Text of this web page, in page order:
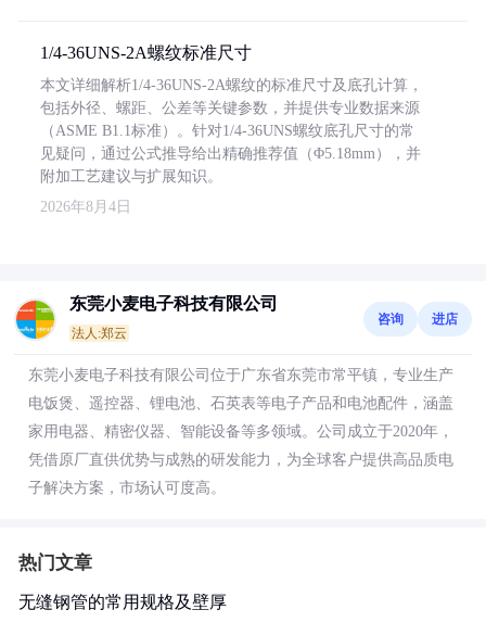
1/4-36UNS-2A螺纹标准尺寸
本文详细解析1/4-36UNS-2A螺纹的标准尺寸及底孔计算，
包括外径、螺距、公差等关键参数，并提供专业数据来源
（ASME B1.1标准）。针对1/4-36UNS螺纹底孔尺寸的常
见疑问，通过公式推导给出精确推荐值（Φ5.18mm），并
附加工艺建议与扩展知识。
2026年8月4日
东莞小麦电子科技有限公司
法人:郑云
咨询 进店
东莞小麦电子科技有限公司位于广东省东莞市常平镇，专业生产
电饭煲、遥控器、锂电池、石英表等电子产品和电池配件，涵盖
家用电器、精密仪器、智能设备等多领域。公司成立于2020年，
凭借原厂直供优势与成熟的研发能力，为全球客户提供高品质电
子解决方案，市场认可度高。
热门文章
无缝钢管的常用规格及壁厚